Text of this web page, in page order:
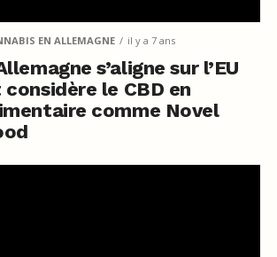
EN ALLEMAGNE il y a 7 ans
s’aligne sur l’EU
considère le CBD en
comme Novel